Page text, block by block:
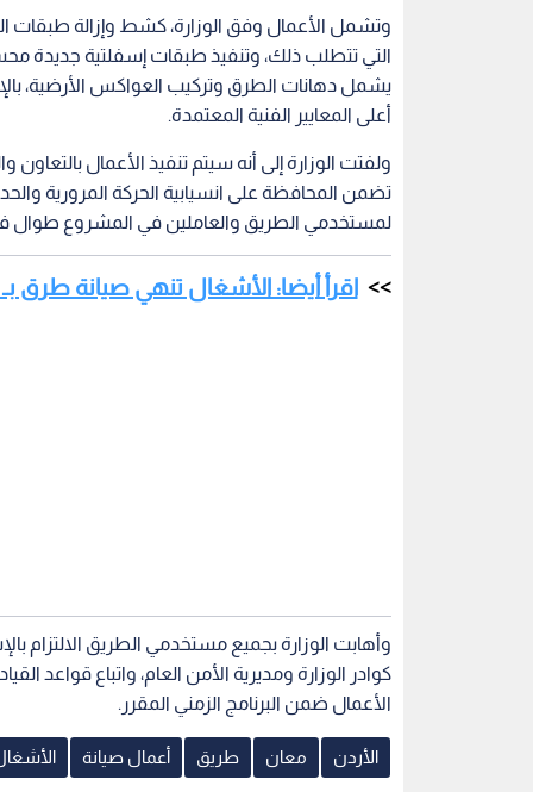
وتشمل الأعمال وفق الوزارة، كشط وإزالة طبقات
التي تتطلب ذلك، وتنفيذ طبقات إسفلتية جديدة
يشمل دهانات الطرق وتركيب العواكس الأرضية،
أعلى المعايير الفنية المعتمدة.
ولفتت الوزارة إلى أنه سيتم تنفيذ الأعمال
تضمن المحافظة على انسيابية الحركة المرورية
لمستخدمي الطريق والعاملين في المشروع طوال
اقرأ أيضا: الأشغال تنهي صيانة طرق بـ 3.9 مليون دينار في إقليم
وأهابت الوزارة بجميع مستخدمي الطريق الالتزام
كوادر الوزارة ومديرية الأمن العام، واتباع قواعد
الأعمال ضمن البرنامج الزمني المقرر.
الأردن معان طريق أعمال صيانة